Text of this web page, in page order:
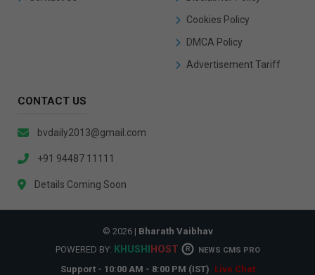
Cookies Policy
DMCA Policy
Advertisement Tariff
CONTACT US
bvdaily2013@gmail.com
+91 94487 11111
Details Coming Soon
© 2026 | Bharath Vaibhav
POWERED BY: KHUSHI HOST R NEWS CMS PRO
Support - 10:00 AM - 8:00 PM (IST) Live Chat